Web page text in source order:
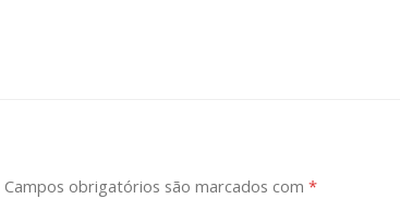
Campos obrigatórios são marcados com *